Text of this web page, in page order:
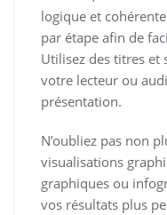
logique et
par étape afin de
Utilisez des titres
votre lecteur ou
présentation.
N’oubliez pas non
visualisations
graphiques ou
vos résultats plus